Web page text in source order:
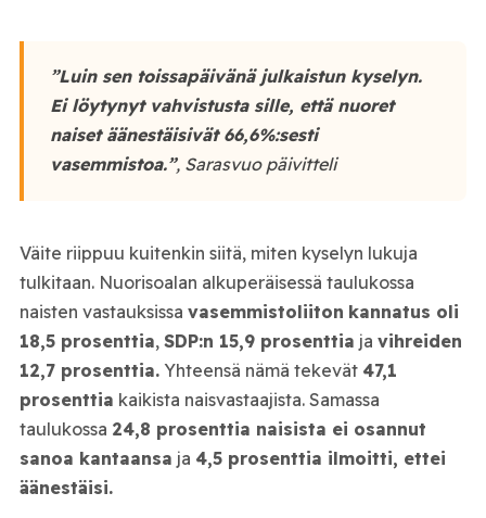
”Luin sen toissapäivänä julkaistun kyselyn.
Ei löytynyt vahvistusta sille, että nuoret
naiset äänestäisivät 66,6%:sesti
vasemmistoa.”, Sarasvuo päivitteli
Väite riippuu kuitenkin siitä, miten kyselyn lukuja
tulkitaan. Nuorisoalan alkuperäisessä taulukossa
naisten vastauksissa vasemmistoliiton kannatus oli
18,5 prosenttia, SDP:n 15,9 prosenttia ja vihreiden
12,7 prosenttia.Yhteensä nämä tekevät 47,1
prosenttia kaikista naisvastaajista. Samassa
taulukossa 24,8 prosenttia naisista ei osannut
sanoa kantaansa ja 4,5 prosenttia ilmoitti, ettei
äänestäisi.